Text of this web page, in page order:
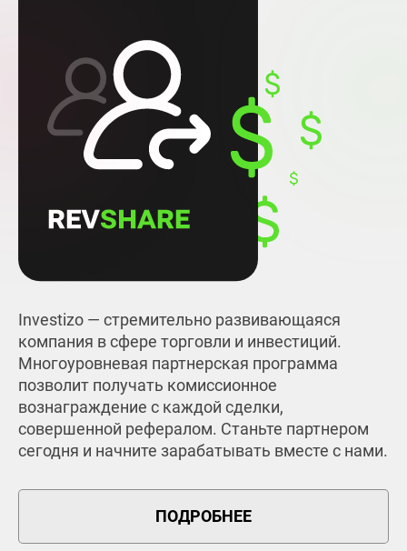
Investizo — стремительно развивающаяся
компания в сфере торговли и инвестиций.
Многоуровневая партнерская программа
позволит получать комиссионное
вознаграждение с каждой сделки,
совершенной рефералом. Станьте партнером
сегодня и начните зарабатывать вместе с нами.
ПОДРОБНЕЕ